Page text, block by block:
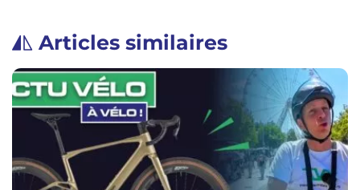
Articles similaires